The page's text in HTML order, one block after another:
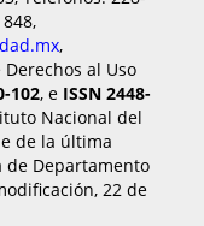
,
Derechos al Uso
102, e ISSN 2448-
Nacional del
de la última
de Departamento
22 de